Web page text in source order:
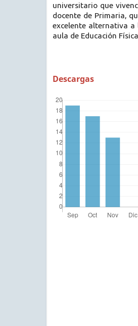
universitario que
docente de Primaria,
excelente alternativa a
aula de Educación
Descargas